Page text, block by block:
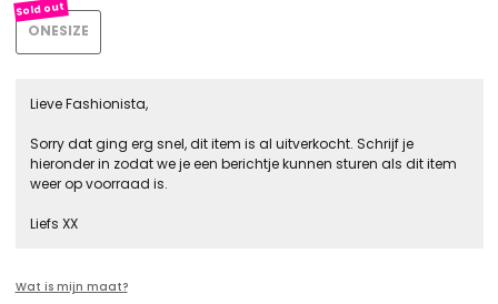
ONESIZE
Lieve Fashionista,
Sorry dat ging erg snel, dit item is al uitverkocht. Schrijf je
hieronder in zodat we je een berichtje kunnen sturen als dit item
weer op voorraad is.
Liefs XX
Wat is mijn maat?